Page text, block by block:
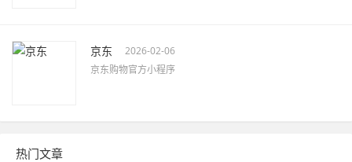
京东
2026-02-06
京东购物官方小程序
热门文章